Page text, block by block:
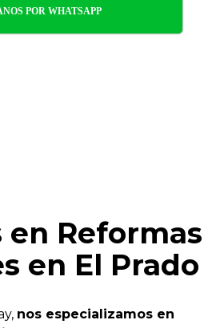
POR WHATSAPP
en Reformas
en El Prado
nos especializamos en